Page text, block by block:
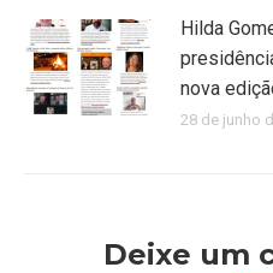
Hilda
nova
28 de junho
Deixe um